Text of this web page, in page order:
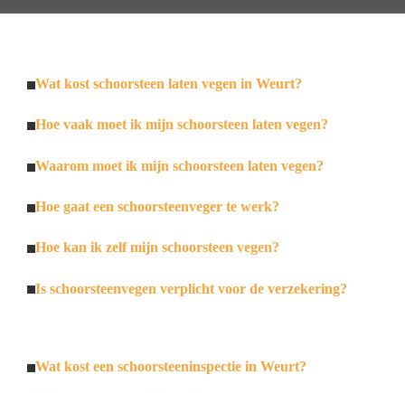
Wat kost schoorsteen laten vegen in Weurt?
Hoe vaak moet ik mijn schoorsteen laten vegen?
Waarom moet ik mijn schoorsteen laten vegen?
Hoe gaat een schoorsteenveger te werk?
Hoe kan ik zelf mijn schoorsteen vegen?
Is schoorsteenvegen verplicht voor de verzekering?
Wat kost een schoorsteeninspectie in Weurt?